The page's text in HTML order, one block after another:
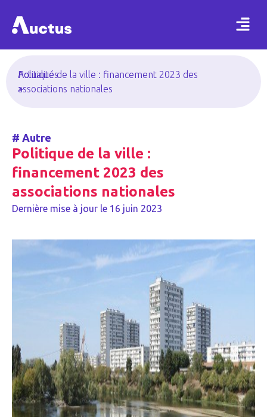
Actualités
>
Politique de la ville : financement 2023 des
associations nationales
# Autre
Politique de la ville :
financement 2023 des
associations nationales
Dernière mise à jour le 16 juin 2023